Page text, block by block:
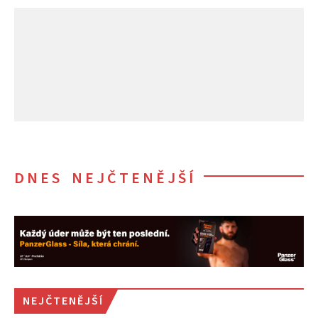
DNES NEJČTENĚJŠÍ
NEJČTENĚJŠÍ